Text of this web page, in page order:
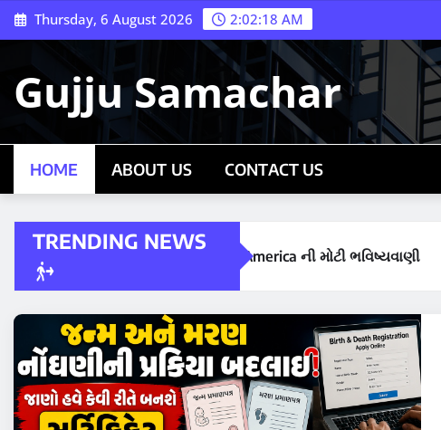
Skip
to
Thursday, 6 August 2026 2:02:19 AM
Gujju Samachar
HOME ABOUT US CONTACT US
TRENDING NEWS
Bank of America ની મોટી ભવિષ્યવાણી